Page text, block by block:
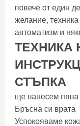
повече от един
желание,
автоматизм и
ТЕХНИКА
СТЪПКА
ще нанесем пяна
Бръсна си врата
Успокояваме